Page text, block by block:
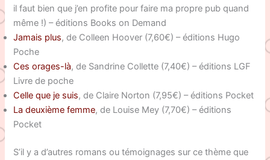
il faut bien que j’en profite pour faire ma propre pub quand
même !) – éditions Books on Demand
Jamais plus, de Colleen Hoover (7,60€) – éditions Hugo
Poche
Ces orages-là, de Sandrine Collette (7,40€) – éditions LGF
Livre de poche
Celle que je suis, de Claire Norton (7,95€) – éditions Pocket
La deuxième femme, de Louise Mey (7,70€) – éditions
Pocket
S’il y a d’autres romans ou témoignages sur ce thème que